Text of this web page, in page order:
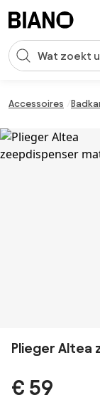
Zoekopdracht
Accessoires
Plieger Altea
€ 59